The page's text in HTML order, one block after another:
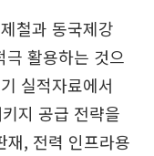
철과 동국제강
극 활용하는 것으
실적자료에서
지 공급 전략을
재, 전력 인프라용